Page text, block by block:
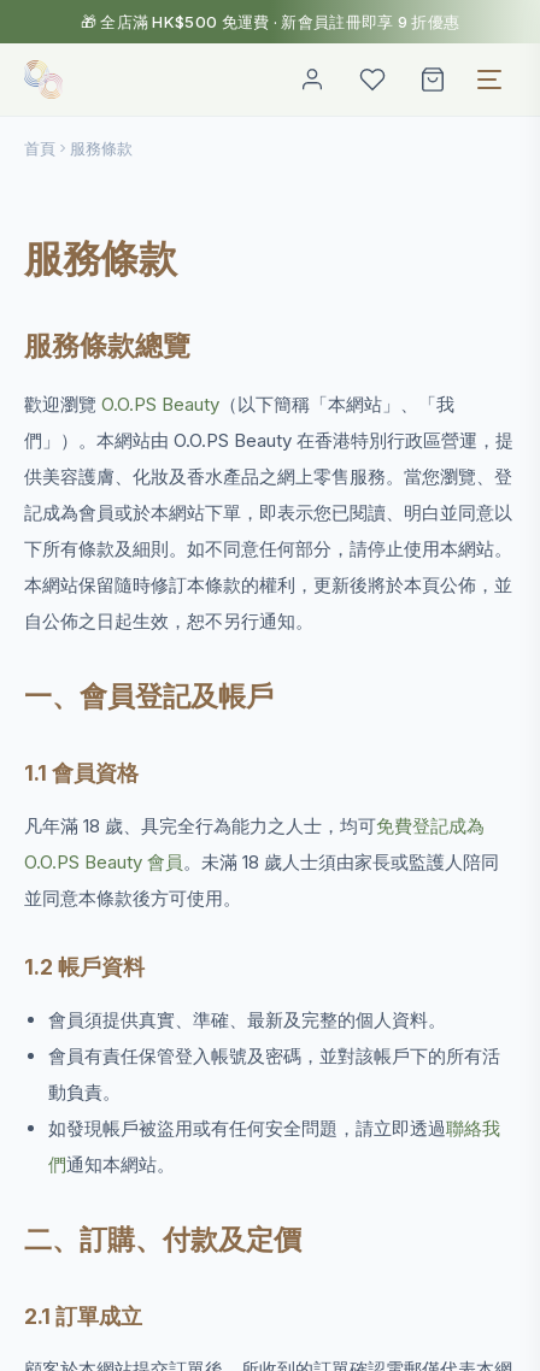
🎁 全店滿 HK$500 免運費 · 新會員註冊即享 9 折優惠
首頁 服務條款
服務條款
服務條款總覽
歡迎瀏覽 O.O.PS Beauty （以下簡稱「本網站」、「我
們」）。本網站由 O.O.PS Beauty 在香港特別行政區營運，提
供美容護膚、化妝及香水產品之網上零售服務。當您瀏覽、登
記成為會員或於本網站下單，即表示您已閱讀、明白並同意以
下所有條款及細則。如不同意任何部分，請停止使用本網站。
本網站保留隨時修訂本條款的權利，更新後將於本頁公佈，並
自公佈之日起生效，恕不另行通知。
一、會員登記及帳戶
1.1 會員資格
凡年滿 18 歲、具完全行為能力之人士，均可免費登記成為
O.O.PS Beauty 會員。未滿 18 歲人士須由家長或監護人陪同
並同意本條款後方可使用。
1.2 帳戶資料
會員須提供真實、準確、最新及完整的個人資料。
會員有責任保管登入帳號及密碼，並對該帳戶下的所有活
動負責。
如發現帳戶被盜用或有任何安全問題，請立即透過聯絡我
們通知本網站。
二、訂購、付款及定價
2.1 訂單成立